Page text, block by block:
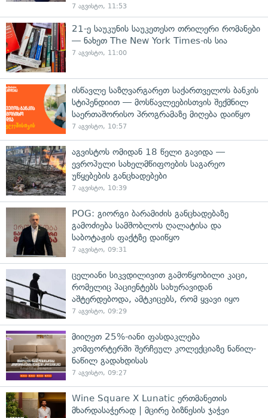
7 აგვისტო, 11:53
21-ე საუკუნის საუკეთესო თრილერი რომანები
— ნახეთ The New York Times-ის სია
7 აგვისტო, 11:00
ისწავლე საზღვარგარეთ საქართველოს ბანკის
სტიპენდიით — მოსწავლეებისთვის შექმნილ
საერთაშორისო პროგრამაზე მიღება დაიწყო
7 აგვისტო, 10:57
აგვისტოს ომიდან 18 წელი გავიდა —
ევროპული სახელმწიფოების საგარეო
უწყებების განცხადებები
7 აგვისტო, 10:39
POG: გიორგი ბარამიძის განცხადებაზე
გამოძიება სამშობლოს ღალატისა და
საბოტაჟის ფაქტზე დაიწყო
7 აგვისტო, 09:31
ცელიანი სიკვდილივით გამოწყობილი კაცი,
რომელიც პაციენტებს სახურავიდან
აშტერდებოდა, ამტკიცებს, რომ ყვავი იყო
7 აგვისტო, 09:29
მიიღეთ 25%-იანი ფასდაკლება
კომფორტერში შერჩეულ კოლექციაზე ნაწილ-
ნაწილ გადახდისას
7 აგვისტო, 09:27
Wine Square X Lunatic ერთმანეთის
მხარდასაჭერად | მცირე ბიზნესის ჯაჭვი